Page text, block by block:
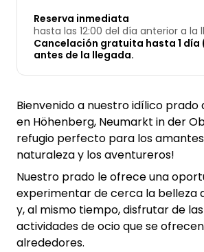
Reserva inmediata
hasta las 12:00 del día anterior a la
Cancelación gratuita hasta 1 día
antes de la llegada.
Bienvenido a nuestro idílico
en Höhenberg, Neumarkt in der
refugio perfecto para los
naturaleza y los aventureros!
Nuestro prado le ofrece una
experimentar de cerca la belleza
y, al mismo tiempo, disfrutar de
actividades de ocio que se
alrededores.